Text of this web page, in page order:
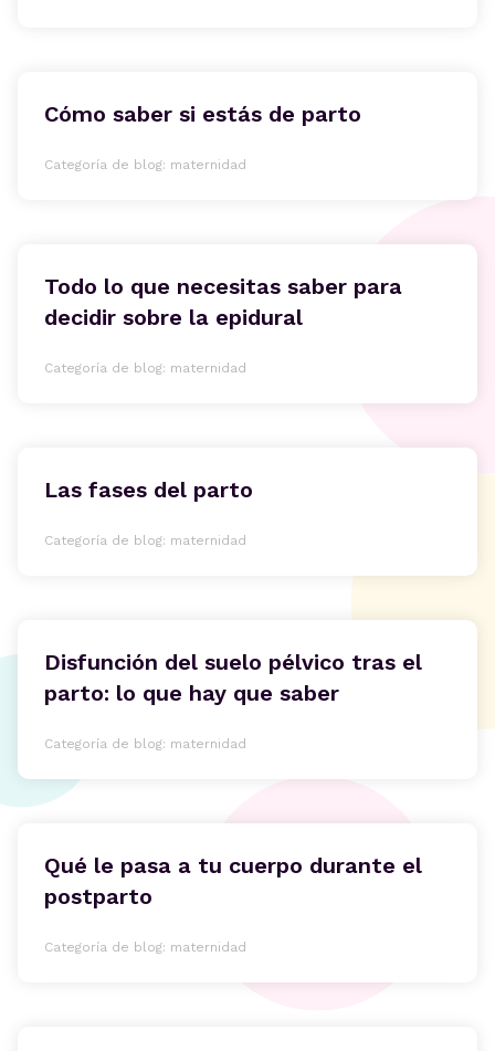
Cómo saber si estás de parto
Categoría de blog: maternidad
Todo lo que necesitas saber para
decidir sobre la epidural
Categoría de blog: maternidad
Las fases del parto
Categoría de blog: maternidad
Disfunción del suelo pélvico tras el
parto: lo que hay que saber
Categoría de blog: maternidad
Qué le pasa a tu cuerpo durante el
postparto
Categoría de blog: maternidad